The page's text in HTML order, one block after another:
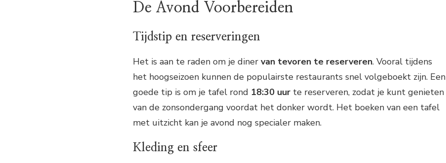
De Avond Voorbereiden
Tijdstip en reserveringen
Het is aan te raden om je diner van tevoren te reserveren. Vooral tijdens
het hoogseizoen kunnen de populairste restaurants snel volgeboekt zijn. Een
goede tip is om je tafel rond 18:30 uur te reserveren, zodat je kunt genieten
van de zonsondergang voordat het donker wordt. Het boeken van een tafel
met uitzicht kan je avond nog specialer maken.
Kleding en sfeer